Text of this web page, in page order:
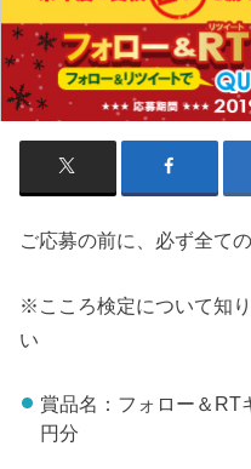
ご応募の前に、必ず全て
※こころ検定について知
い
賞品名：フォロー＆RT
円分